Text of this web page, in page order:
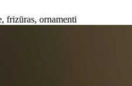
frizūras, ornamenti